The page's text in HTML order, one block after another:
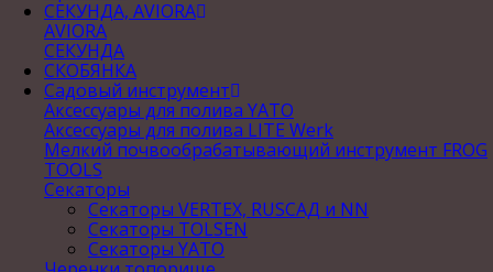
СЕКУНДА, AVIORA
AVIORA
СЕКУНДА
СКОБЯНКА
Садовый инструмент
Аксессуары для полива YATO
Аксессуары для полива LITE Werk
Мелкий почвообрабатывающий инструмент FROG
TOOLS
Секаторы
Секаторы VERTEX, RUSСАД и NN
Секаторы TOLSEN
Секаторы YATO